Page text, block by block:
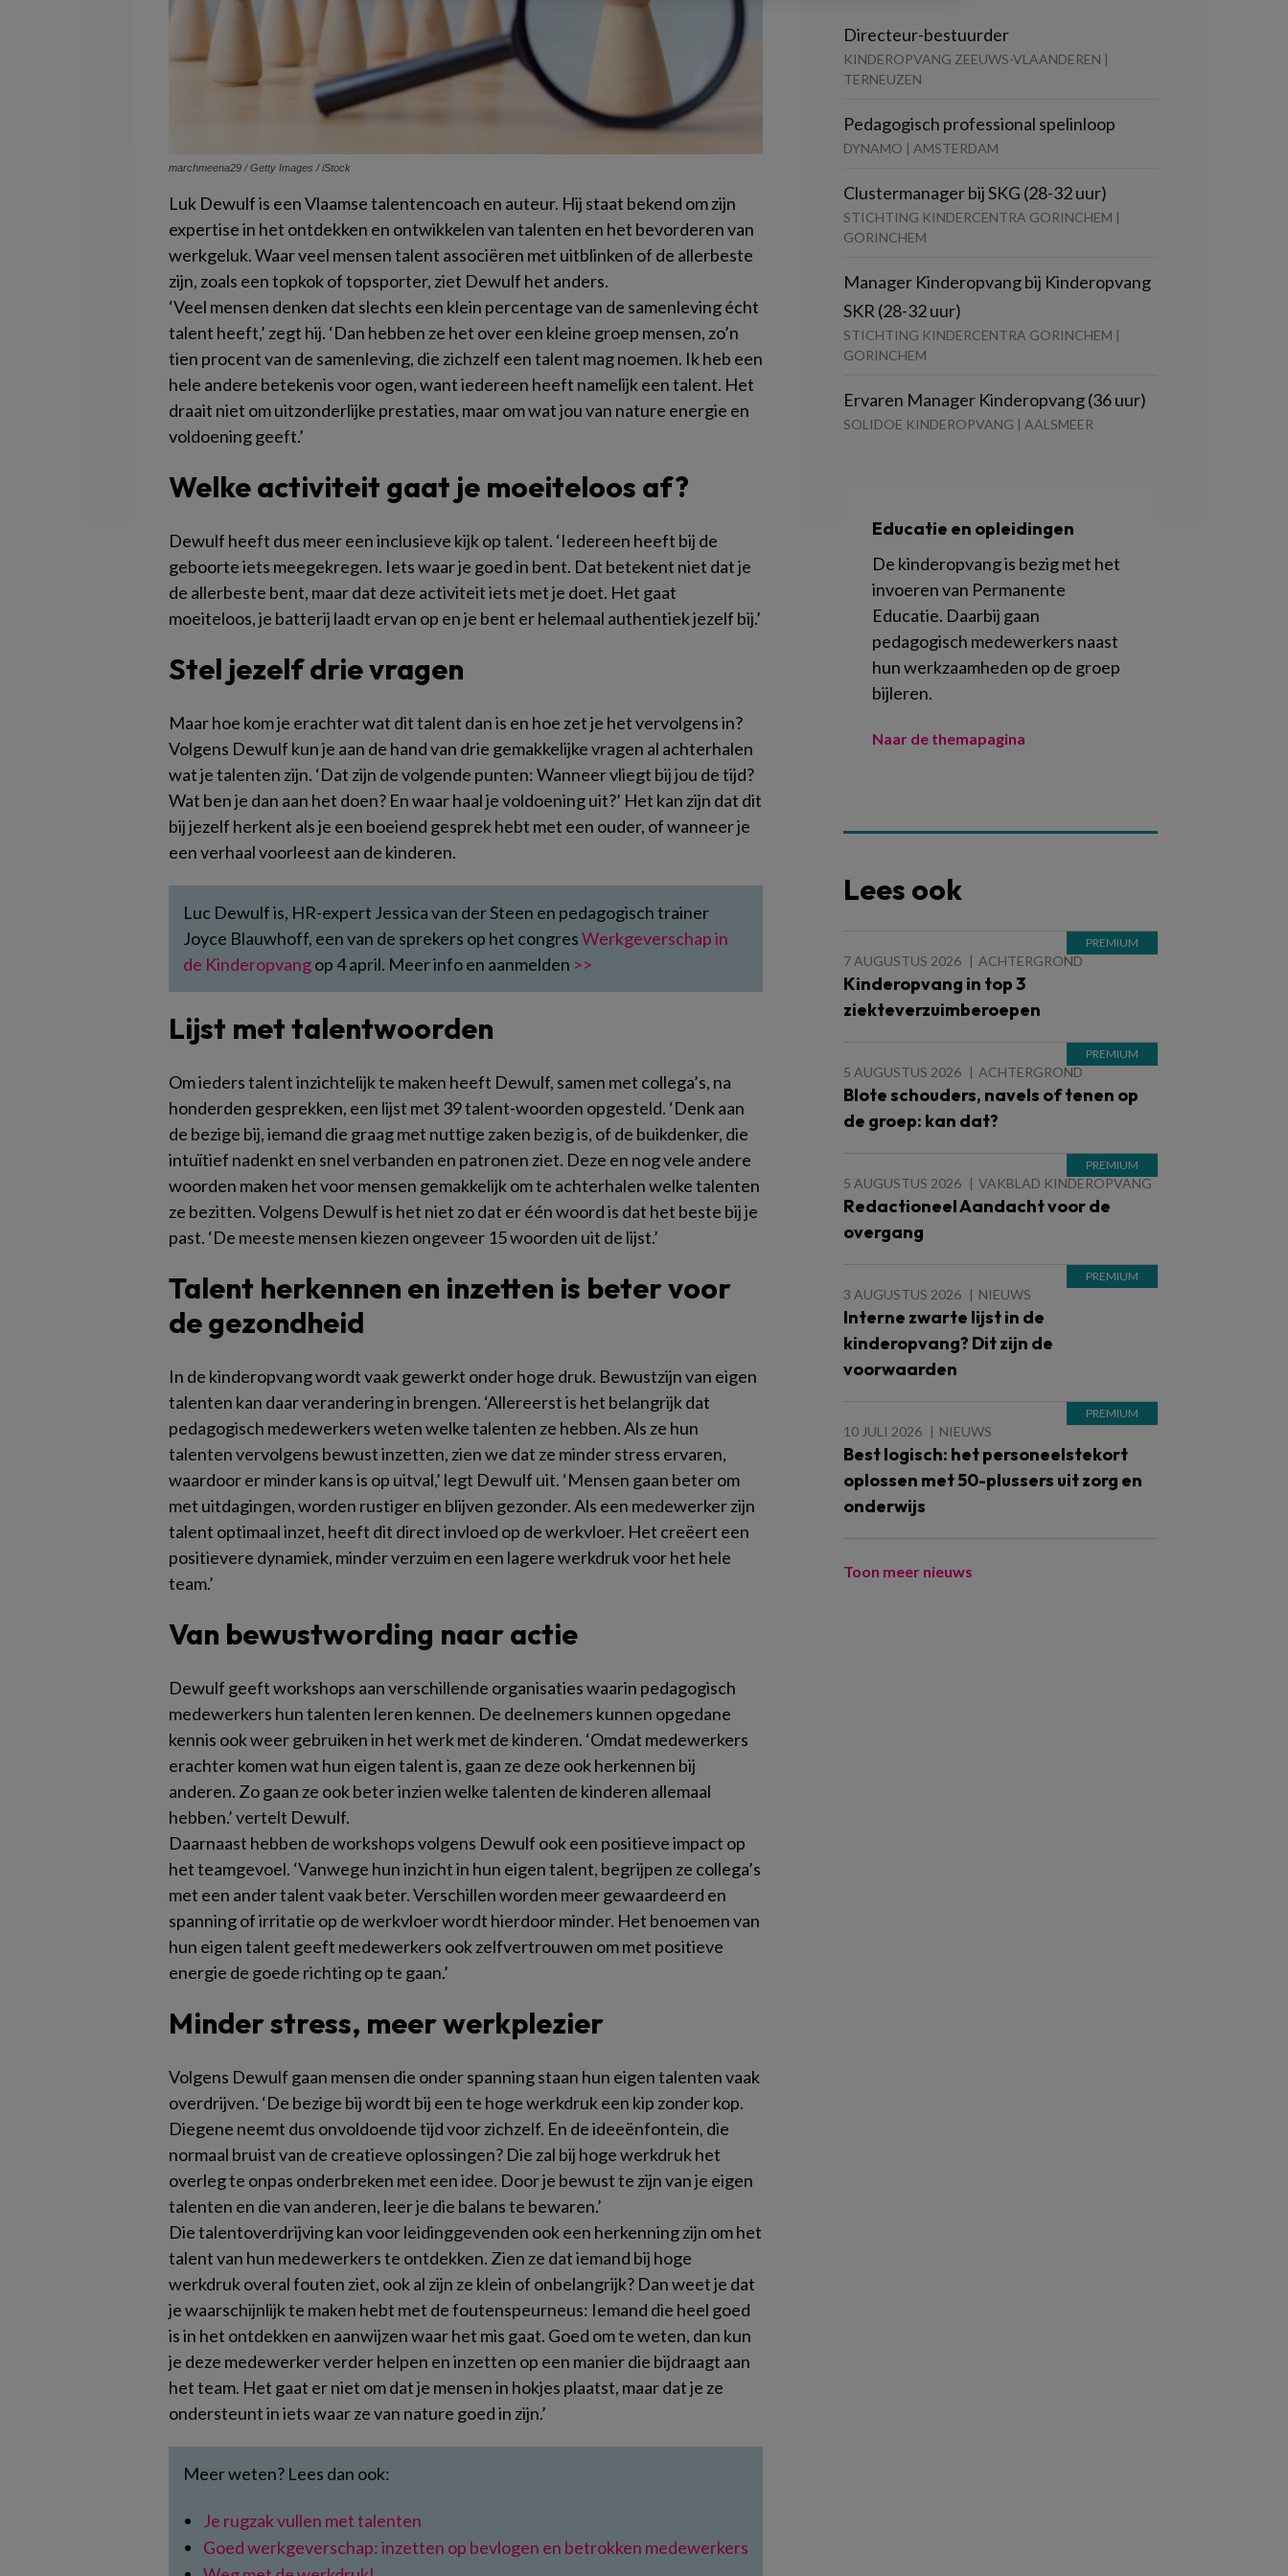
marchmeena29 / Getty Images / iStock
Luk Dewulf is een Vlaamse talentencoach en auteur. Hij staat bekend om zijn
expertise in het ontdekken en ontwikkelen van talenten en het bevorderen van
werkgeluk. Waar veel mensen talent associëren met uitblinken of de allerbeste
zijn, zoals een topkok of topsporter, ziet Dewulf het anders.
‘Veel mensen denken dat slechts een klein percentage van de samenleving écht
talent heeft,’ zegt hij. ‘Dan hebben ze het over een kleine groep mensen, zo’n
tien procent van de samenleving, die zichzelf een talent mag noemen. Ik heb een
hele andere betekenis voor ogen, want iedereen heeft namelijk een talent. Het
draait niet om uitzonderlijke prestaties, maar om wat jou van nature energie en
voldoening geeft.’
Welke activiteit gaat je moeiteloos af?
Dewulf heeft dus meer een inclusieve kijk op talent. ‘Iedereen heeft bij de
geboorte iets meegekregen. Iets waar je goed in bent. Dat betekent niet dat je
de allerbeste bent, maar dat deze activiteit iets met je doet. Het gaat
moeiteloos, je batterij laadt ervan op en je bent er helemaal authentiek jezelf bij.’
Stel jezelf drie vragen
Maar hoe kom je erachter wat dit talent dan is en hoe zet je het vervolgens in?
Volgens Dewulf kun je aan de hand van drie gemakkelijke vragen al achterhalen
wat je talenten zijn. ‘Dat zijn de volgende punten: Wanneer vliegt bij jou de tijd?
Wat ben je dan aan het doen? En waar haal je voldoening uit?’ Het kan zijn dat dit
bij jezelf herkent als je een boeiend gesprek hebt met een ouder, of wanneer je
een verhaal voorleest aan de kinderen.
Luc Dewulf is, HR-expert Jessica van der Steen en pedagogisch trainer
Joyce Blauwhoff, een van de sprekers op het congresWerkgeverschap in
de Kinderopvangop4 april. Meer info en aanmelden >>
Lijst met talentwoorden
Om ieders talent inzichtelijk te maken heeft Dewulf, samen met collega’s, na
honderden gesprekken, een lijst met 39 talent-woorden opgesteld. ‘Denk aan
de bezige bij, iemand die graag met nuttige zaken bezig is, of de buikdenker, die
intuïtief nadenkt en snel verbanden en patronen ziet. Deze en nog vele andere
woorden maken het voor mensen gemakkelijk om te achterhalen welke talenten
ze bezitten. Volgens Dewulf is het niet zo dat er één woord is dat het beste bij je
past. ‘De meeste mensen kiezen ongeveer 15 woorden uit de lijst.’
Talent herkennen en inzetten is beter voor
de gezondheid
In de kinderopvang wordt vaak gewerkt onder hoge druk. Bewustzijn van eigen
talenten kan daar verandering in brengen. ‘Allereerst is het belangrijk dat
pedagogisch medewerkers weten welke talenten ze hebben. Als ze hun
talenten vervolgens bewust inzetten, zien we dat ze minder stress ervaren,
waardoor er minder kans is op uitval,’ legt Dewulf uit. ‘Mensen gaan beter om
met uitdagingen, worden rustiger en blijven gezonder. Als een medewerker zijn
talent optimaal inzet, heeft dit direct invloed op de werkvloer. Het creëert een
positievere dynamiek, minder verzuim en een lagere werkdruk voor het hele
team.’
Van bewustwording naar actie
Dewulf geeft workshops aan verschillende organisaties waarin pedagogisch
medewerkers hun talenten leren kennen. De deelnemers kunnen opgedane
kennis ook weer gebruiken in het werk met de kinderen. ‘Omdat medewerkers
erachter komen wat hun eigen talent is, gaan ze deze ook herkennen bij
anderen. Zo gaan ze ook beter inzien welke talenten de kinderen allemaal
hebben.’ vertelt Dewulf.
Daarnaast hebben de workshops volgens Dewulf ook een positieve impact op
het teamgevoel. ‘Vanwege hun inzicht in hun eigen talent, begrijpen ze collega’s
met een ander talent vaak beter. Verschillen worden meer gewaardeerd en
spanning of irritatie op de werkvloer wordt hierdoor minder. Het benoemen van
hun eigen talent geeft medewerkers ook zelfvertrouwen om met positieve
energie de goede richting op te gaan.’
Minder stress, meer werkplezier
Volgens Dewulf gaan mensen die onder spanning staan hun eigen talenten vaak
overdrijven. ‘De bezige bij wordt bij een te hoge werkdruk een kip zonder kop.
Diegene neemt dus onvoldoende tijd voor zichzelf. En de ideeënfontein, die
normaal bruist van de creatieve oplossingen? Die zal bij hoge werkdruk het
overleg te onpas onderbreken met een idee. Door je bewust te zijn van je eigen
talenten en die van anderen, leer je die balans te bewaren.’
Die talentoverdrijving kan voor leidinggevenden ook een herkenning zijn om het
talent van hun medewerkers te ontdekken. Zien ze dat iemand bij hoge
werkdruk overal fouten ziet, ook al zijn ze klein of onbelangrijk? Dan weet je dat
je waarschijnlijk te maken hebt met de foutenspeurneus: Iemand die heel goed
is in het ontdekken en aanwijzen waar het mis gaat. Goed om te weten, dan kun
je deze medewerker verder helpen en inzetten op een manier die bijdraagt aan
het team. Het gaat er niet om dat je mensen in hokjes plaatst, maar dat je ze
ondersteunt in iets waar ze van nature goed in zijn.’
Meer weten? Lees dan ook:
Je rugzak vullen met talenten
Goed werkgeverschap: inzetten op bevlogen en betrokken medewerkers
Directeur-bestuurder
KINDEROPVANG ZEEUWS-VLAANDEREN |
TERNEUZEN
Pedagogisch professional spelinloop
DYNAMO | AMSTERDAM
Clustermanager bij SKG (28-32 uur)
STICHTING KINDERCENTRA GORINCHEM |
GORINCHEM
Manager Kinderopvang bij Kinderopvang
SKR (28-32 uur)
STICHTING KINDERCENTRA GORINCHEM |
GORINCHEM
Ervaren Manager Kinderopvang (36 uur)
SOLIDOE KINDEROPVANG | AALSMEER
Educatie en opleidingen
De kinderopvang is bezig met het
invoeren van Permanente
Educatie. Daarbij gaan
pedagogisch medewerkers naast
hun werkzaamheden op de groep
bijleren.
Naar de themapagina
Lees ook
7 AUGUSTUS 2026 ACHTERGROND
Kinderopvang in top 3
ziekteverzuimberoepen
5 AUGUSTUS 2026 ACHTERGROND
Blote schouders, navels of tenen op
de groep: kan dat?
5 AUGUSTUS 2026 VAKBLAD KINDEROPVANG
Redactioneel Aandacht voor de
overgang
3 AUGUSTUS 2026 NIEUWS
Interne zwarte lijst in de
kinderopvang? Dit zijn de
voorwaarden
10 JULI 2026 NIEUWS
Best logisch: het personeelstekort
oplossen met 50-plussers uit zorg en
onderwijs
Toon meer nieuws